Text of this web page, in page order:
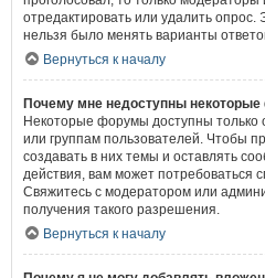
отредактировать или удалить опрос.
нельзя было менять варианты
Вернуться к началу
Почему мне недоступны
Некоторые форумы доступны
или группам пользователей. Чтобы
создавать в них темы и оставлять
действия, вам может потребоваться
Свяжитесь с модератором или
получения такого разрешения.
Вернуться к началу